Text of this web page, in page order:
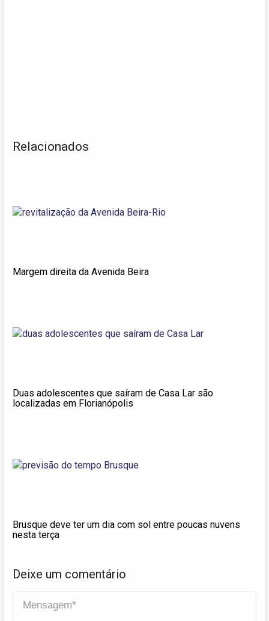
Relacionados
Margem direita da Avenida Beira
Duas adolescentes que saíram de Casa Lar são
localizadas em Florianópolis
Brusque deve ter um dia com sol entre poucas nuvens
nesta terça
Deixe um comentário